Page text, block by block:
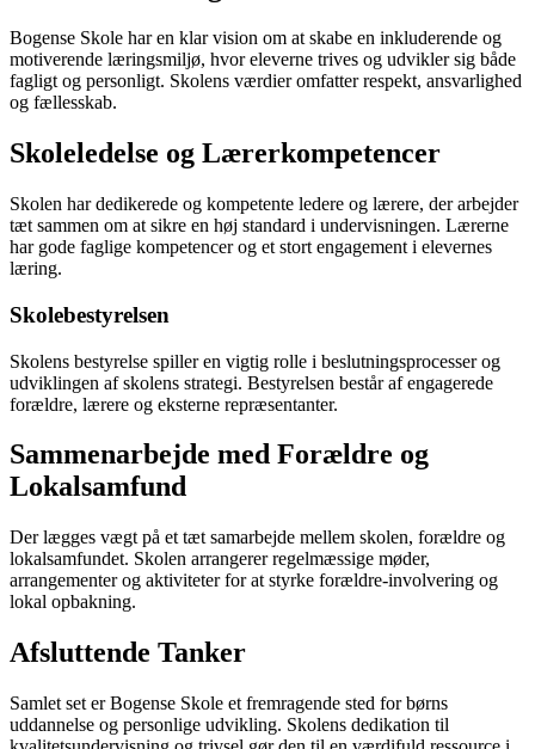
Bogense Skole har en klar vision om at skabe en inkluderende og
motiverende læringsmiljø, hvor eleverne trives og udvikler sig både
fagligt og personligt. Skolens værdier omfatter respekt, ansvarlighed
og fællesskab.
Skoleledelse og Lærerkompetencer
Skolen har dedikerede og kompetente ledere og lærere, der arbejder
tæt sammen om at sikre en høj standard i undervisningen. Lærerne
har gode faglige kompetencer og et stort engagement i elevernes
læring.
Skolebestyrelsen
Skolens bestyrelse spiller en vigtig rolle i beslutningsprocesser og
udviklingen af skolens strategi. Bestyrelsen består af engagerede
forældre, lærere og eksterne repræsentanter.
Sammenarbejde med Forældre og
Lokalsamfund
Der lægges vægt på et tæt samarbejde mellem skolen, forældre og
lokalsamfundet. Skolen arrangerer regelmæssige møder,
arrangementer og aktiviteter for at styrke forældre-involvering og
lokal opbakning.
Afsluttende Tanker
Samlet set er Bogense Skole et fremragende sted for børns
uddannelse og personlige udvikling. Skolens dedikation til